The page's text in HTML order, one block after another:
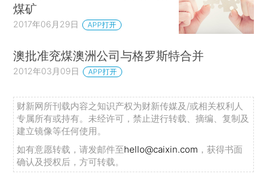
煤矿
2017年06月29日 APP打开
澳批准兖煤澳洲公司与格罗斯特合并
2012年03月09日 APP打开
财新网所刊载内容之知识产权为财新传媒及/或相关权利人
专属所有或持有。未经许可，禁止进行转载、摘编、复制及
建立镜像等任何使用。
如有意愿转载，请发邮件至hello@caixin.com ，获得书面
确认及授权后，方可转载。